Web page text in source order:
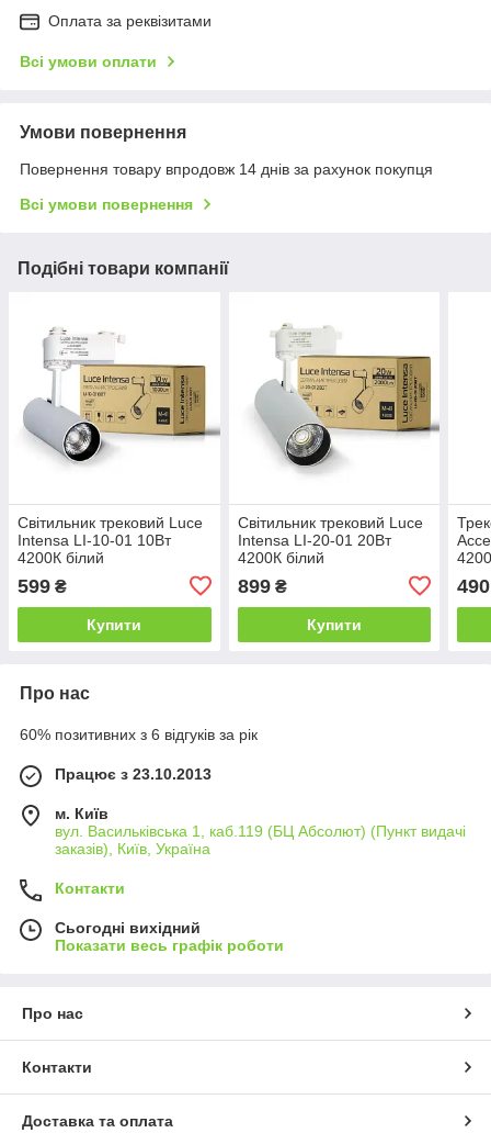
Оплата за реквізитами
Всі умови оплати
Умови повернення
Повернення товару впродовж 14 днів за рахунок покупця
Всі умови повернення
Подібні товари компанії
Світильник трековий Luce
Intensa LI-10-01 10Вт
4200К білий
599 ₴
Купити
Світильник трековий Luce
Intensa LI-20-01 20Вт
4200К білий
899₴
Купити
490
Про нас
60% позитивних з 6 відгуків за рік
Працює з 23.10.2013
м. Київ
вул. Васильківська 1, каб.119 (БЦ Абсолют) (Пункт видачі
заказів), Київ, Україна
Контакти
Сьогодні вихідний
Показати весь графік роботи
Про нас
Контакти
Доставка та оплата